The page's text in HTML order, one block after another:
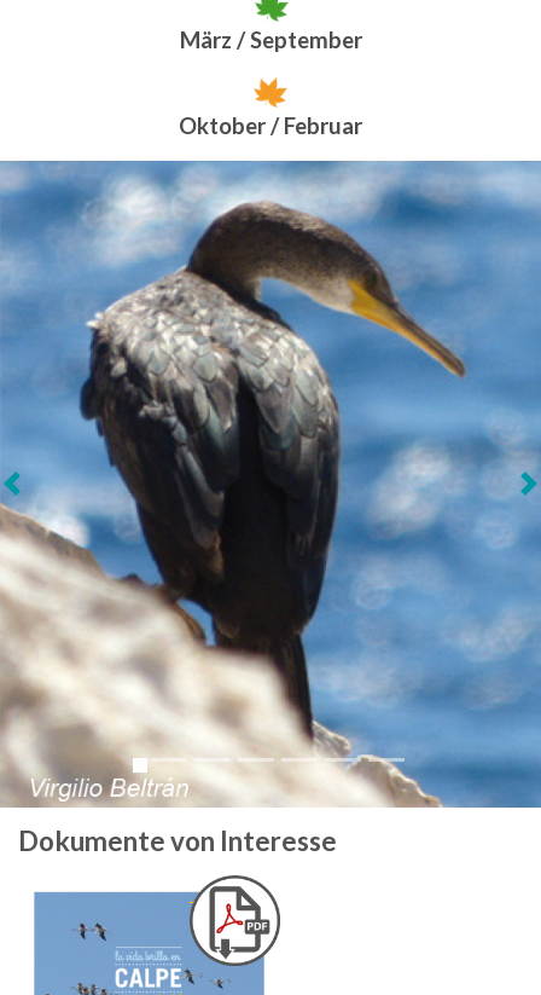
März / September
Oktober / Februar
Weiter
Dokumente von Interesse